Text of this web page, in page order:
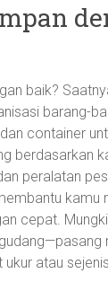
baik?
barang-
container
berdasarkan
peralatan
kamu
cepat.
atau